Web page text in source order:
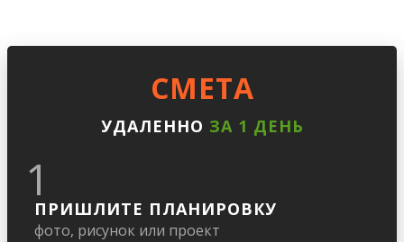
CМЕТА
УДАЛЕННО ЗА 1 ДЕНЬ
1
ПРИШЛИТЕ ПЛАНИРОВКУ
фото, рисунок или проект